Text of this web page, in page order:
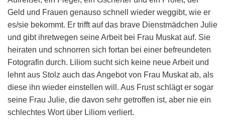
Geld und Frauen genauso schnell wieder weggibt, wie er
es/sie bekommt. Er trifft auf das brave Dienstmädchen Julie
und gibt ihretwegen seine Arbeit bei Frau Muskat auf. Sie
heiraten und schnorren sich fortan bei einer befreundeten
Fotografin durch. Liliom sucht sich keine neue Arbeit und
lehnt aus Stolz auch das Angebot von Frau Muskat ab, als
diese ihn wieder einstellen will. Aus Frust schlägt er sogar
seine Frau Julie, die davon sehr getroffen ist, aber nie ein
schlechtes Wort über Liliom verliert.